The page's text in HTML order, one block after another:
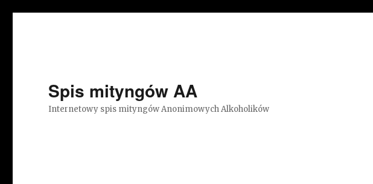
Spis mityngów AA
Internetowy spis mityngów Anonimowych Alkoholików